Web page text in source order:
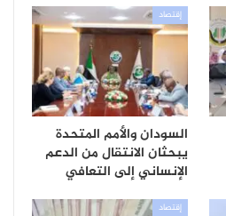
إقتصاد
السودان والأمم المتحدة
يبحثان الانتقال من الدعم
الإنساني إلى التعافي
إقتصاد